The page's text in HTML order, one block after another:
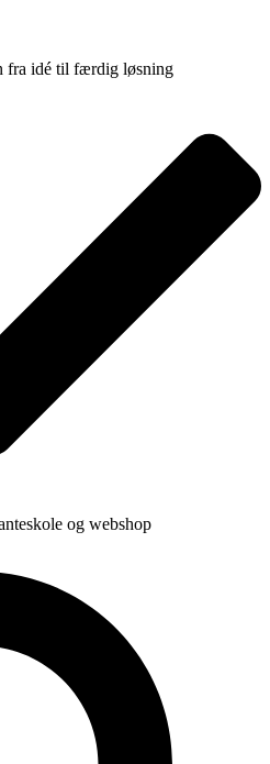
fra idé til færdig løsning
og webshop